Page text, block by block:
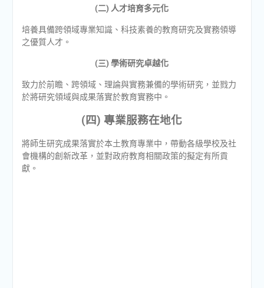
(二) 人才培育多元化
培養具備跨領域專業知識、科技素養的教育研究及實務領導
之優質人才。
(三) 學術研究卓越化
致力於前瞻、跨領域、理論與實務兼備的學術研究，並戮力
於將研究領域與成果落實於教育實務中。
(四) 專業服務在地化
將師生研究成果落實於本土教育專業中，帶動各級學校及社
會機構的創新改革，並對政府教育相關政策的擬定有所貢
獻。